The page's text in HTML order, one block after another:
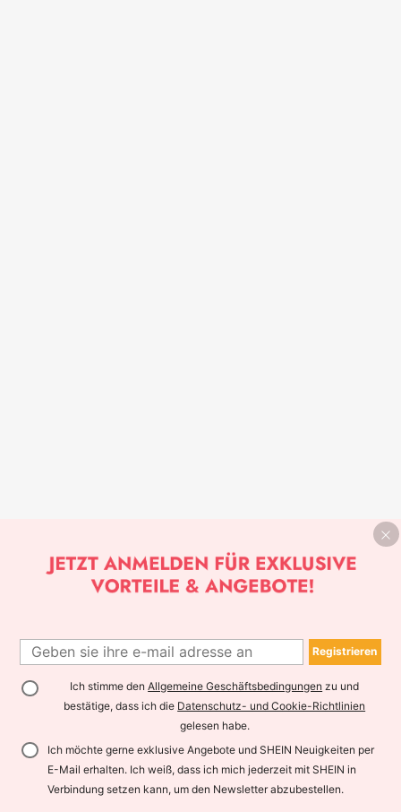
Registrieren
Ich stimme denAllgemeine Geschäftsbedingungen zu und
bestätige, dass ich die Datenschutz- und Cookie-Richtlinien
gelesen habe.
Ich möchte gerne exklusive Angebote und SHEIN Neuigkeiten per
E-Mail erhalten. Ich weiß, dass ich mich jederzeit mit SHEIN in
Verbindung setzen kann, um den Newsletter abzubestellen.